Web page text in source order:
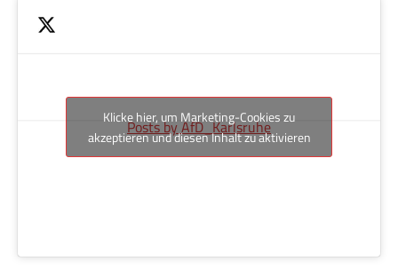
Posts by AfD_Karlsruhe
Klicke hier, um Marketing-Cookies zu
akzeptieren und diesen Inhalt zu aktivieren